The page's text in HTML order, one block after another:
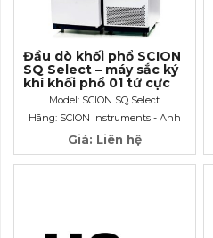
Đầu dò khối phổ SCION
SQ Select – máy sắc ký
khí khối phổ 01 tứ cực
GCMSModel: SCION SQ Select
Hãng: SCION Instruments - Anh
Giá: Liên hệ